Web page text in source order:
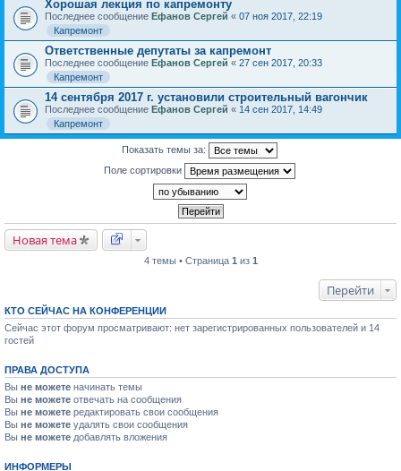
Хорошая лекция по капремонту
Последнее сообщение Ефанов Сергей « 07 ноя 2017, 22:19
Капремонт
Ответственные депутаты за капремонт
Последнее сообщение Ефанов Сергей « 27 сен 2017, 20:33
Капремонт
14 сентября 2017 г. установили строительный вагончик
Последнее сообщение Ефанов Сергей « 14 сен 2017, 14:49
Капремонт
Показать темы за:
Поле сортировки
Новая тема
4 темы • Страница 1 из 1
Перейти
КТО СЕЙЧАС НА КОНФЕРЕНЦИИ
Сейчас этот форум просматривают: нет зарегистрированных пользователей и 14
гостей
ПРАВА ДОСТУПА
Вы не можете начинать темы
Вы не можете отвечать на сообщения
Вы не можете редактировать свои сообщения
Вы не можете удалять свои сообщения
Вы не можете добавлять вложения
ИНФОРМЕРЫ